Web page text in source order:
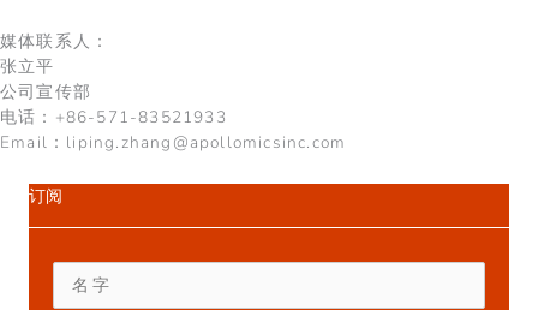
媒体联系人：
张立平
公司宣传部
电话：+86-571-83521933
Email： liping.zhang@apollomicsinc.com
订阅